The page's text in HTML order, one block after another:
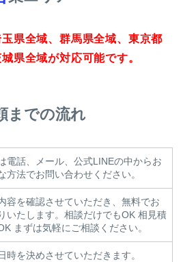
玉県全域、群馬県全域、東京都
県全域が対応可能です。
までの流れ
電話、メール、公式LINEの中からお
方法でお問い合わせください。
容を確認させていただき、無料でお
いたします。相談だけでもOK 相見積
まずは気軽にご相談ください。
時を決めさせていただきます。